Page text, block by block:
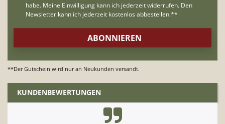
**Der Gutschein wird nur an Neukunden versandt.
KUNDENBEWERTUNGEN